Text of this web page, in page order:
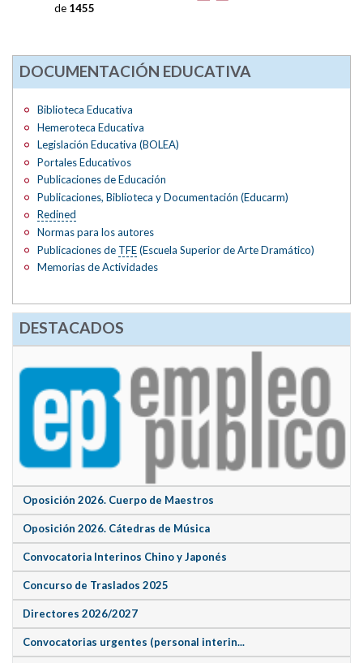
de 1455
DOCUMENTACIÓN EDUCATIVA
Biblioteca Educativa
Hemeroteca Educativa
Legislación Educativa (BOLEA)
Portales Educativos
Publicaciones de Educación
Publicaciones, Biblioteca y Documentación (Educarm)
Redined
Normas para los autores
Publicaciones de TFE(Escuela Superior de Arte Dramático)
Memorias de Actividades
DESTACADOS
Oposición 2026. Cuerpo de Maestros
Oposición 2026. Cátedras de Música
Convocatoria Interinos Chino y Japonés
Concurso de Traslados 2025
Directores 2026/2027
Convocatorias urgentes (personal interin...